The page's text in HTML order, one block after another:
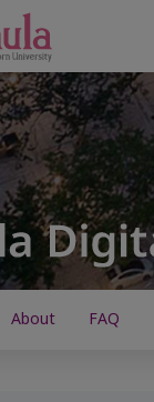
About FAQ